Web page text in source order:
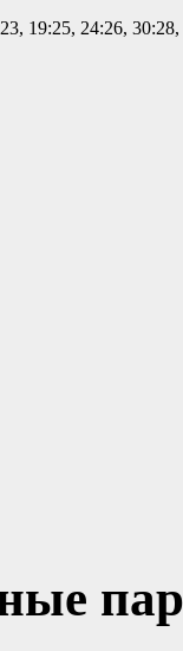
19:25, 24:26, 30:28,